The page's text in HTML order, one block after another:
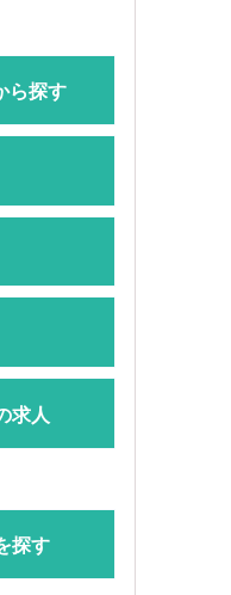
ら探す
求人
探す